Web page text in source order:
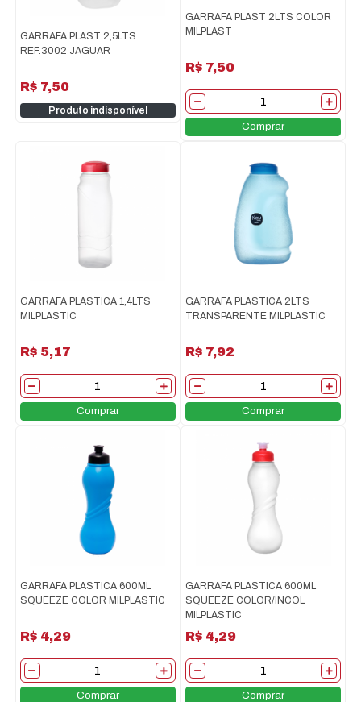
GARRAFA PLAST 2,5LTS
REF.3002 JAGUAR
R$ 7,50
Produto indisponível
GARRAFA PLAST 2LTS COLOR
MILPLAST
R$ 7,50
Comprar
GARRAFA PLASTICA 1,4LTS
MILPLASTIC
R$ 5,17
Comprar
GARRAFA PLASTICA 2LTS
TRANSPARENTE MILPLASTIC
R$ 7,92
Comprar
GARRAFA PLASTICA 600ML
SQUEEZE COLOR MILPLASTIC
R$ 4,29
Comprar
GARRAFA PLASTICA 600ML
SQUEEZE COLOR/INCOL
MILPLASTIC
R$ 4,29
Comprar